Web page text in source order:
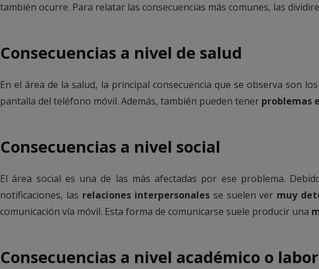
también ocurre. Para relatar las consecuencias más comunes, las
Consecuencias a nivel de salud
En el área de la salud, la principal consecuencia que se observa son los
pantalla del teléfono móvil. Además, también pueden tener problemas
Consecuencias a nivel social
El área social es una de las más afectadas por ese problema.
notificaciones, las relaciones interpersonalesse suelen ver muy
comunicación vía móvil. Esta forma de comunicarse suele producir una
Consecuencias a nivel académico o